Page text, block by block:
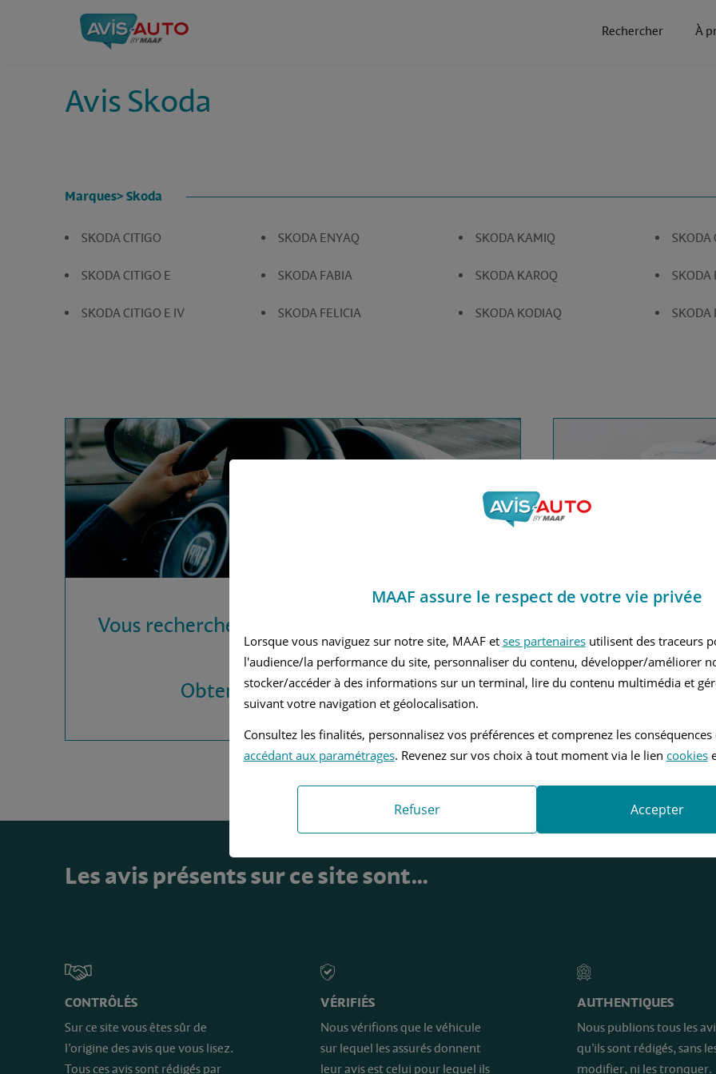
Rechercher À
Avis Skoda
Marques> Skoda
SKODA CITIGO
SKODA CITIGO E
SKODA CITIGO E IV
SKODA ENYAQ
SKODA FABIA
SKODA FELICIA
SKODA KAMIQ
SKODA KAROQ
SKODA KODIAQ
SKODA
SKODA
SKODA
Vous recherchez une assurance automobile
?
Obtenez vos devis MAAF
Avec le
Les avis présents sur ce site sont…
CONTRÔLÉS
Sur ce site vous êtes sûr de
l’origine des avis que vous lisez.
Tous ces avis sont rédigés par
VÉRIFIÉS
Nous vérifions que le véhicule
sur lequel les assurés donnent
leur avis est celui pour lequel ils
AUTHENTIQUES
Nous publions tous les
qu’ils sont rédigés, sans
modifier, ni les tronquer.
MAAF assure le respect de votre vie privée
Lorsque vous naviguez sur notre site, MAAF et ses partenairesutilisent des traceurs
l'audience/la performance du site, personnaliser du contenu, développer/améliorer
stocker/accéder à des informations sur un terminal, lire du contenu multimédia et
suivant votre navigation et géolocalisation.
Consultez les finalités, personnalisez vos préférences et comprenez les
accédant aux paramétrages. Revenez sur vos choix à tout moment via le lien cookies
Refuser Accepter